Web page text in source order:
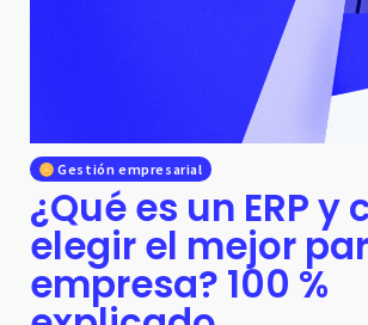
Gestión empresarial
¿Qué es un ERP y
elegir el mejor
empresa? 100 %